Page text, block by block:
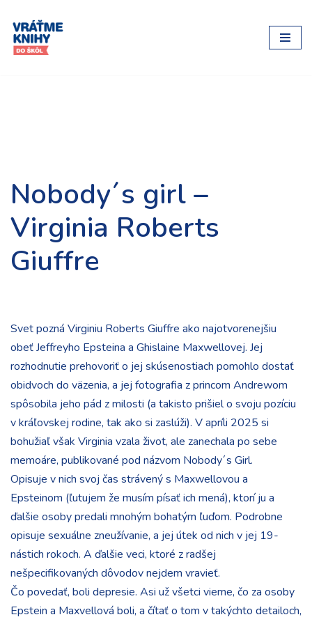
Preskočiť
na
Nobody´s girl –
Virginia Roberts
Giuffre
Svet pozná Virginiu Roberts Giuffre ako najotvorenejšiu
obeť Jeffreyho Epsteina a Ghislaine Maxwellovej. Jej
rozhodnutie prehovoriť o jej skúsenostiach pomohlo dostať
obidvoch do väzenia, a jej fotografia z princom Andrewom
spôsobila jeho pád z milosti (a takisto prišiel o svoju pozíciu
v kráľovskej rodine, tak ako si zaslúži). V apríli 2025 si
bohužiaľ však Virginia vzala život, ale zanechala po sebe
memoáre, publikované pod názvom Nobody´s Girl.
Opisuje v nich svoj čas strávený s Maxwellovou a
Epsteinom (ľutujem že musím písať ich mená), ktorí ju a
ďalšie osoby predali mnohým bohatým ľuďom. Podrobne
opisuje sexuálne zneužívanie, a jej útek od nich v jej 19-
nástich rokoch. A ďalšie veci, ktoré z radšej
nešpecifikovaných dôvodov nejdem vravieť.
Čo povedať, boli depresie. Asi už všetci vieme, čo za osoby
Epstein a Maxvellová boli, a čítať o tom v takýchto detailoch,